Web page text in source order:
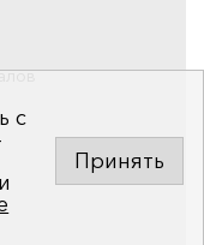
с
Принять